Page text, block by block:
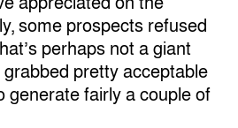
some prospects refused
perhaps not a giant
grabbed pretty acceptable
generate fairly a couple of